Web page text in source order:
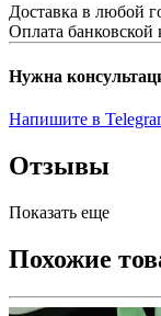
Доставка в любой
Оплата банковской
Нужна
Напишите в
Отзывы
Показать еще
Похожие